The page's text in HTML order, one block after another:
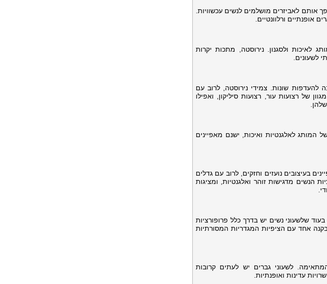
אותם לאביזרים מושלמים לנשים עכשוויות.
אופנתיים ורלוונטיים.
ולסגנון. נירוסטה, מתכות יקרות
לשעונים.
להעדפות שונות. צמידי נירוסטה, לרוב עם
של רצועות עור, רצועות סיליקון, ואפילו
המותג לאלגנטיות ואיכות, ישנם מאפיינים
בעיצובים נועזים וחזקים, לרוב עם גדלים
הנשים מדגישות זוהר ואלגנטיות, ומציגות
שלשעוני נשים יש בדרך כלל פרופורציות
אחד עם הציפיות המגדריות המסורתיות
לשעוני גברים יש לעתים קרובות
עדינות ואופנתיות.